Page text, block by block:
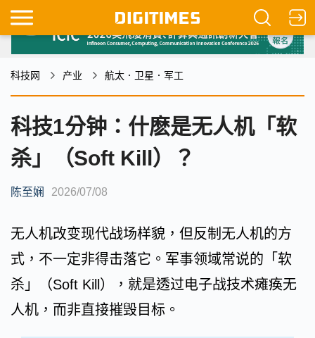
科技网 产业 航太．卫星．军工
科技1分钟：什麽是无人机「软
杀」（Soft Kill）？
陈至娴 2026/07/08
无人机改变现代战场样貌，但反制无人机的方
式，不一定非得击落它。军事领域常说的「软
杀」（Soft Kill），就是透过电子战技术瘫痪无
人机，而非直接摧毁目标。